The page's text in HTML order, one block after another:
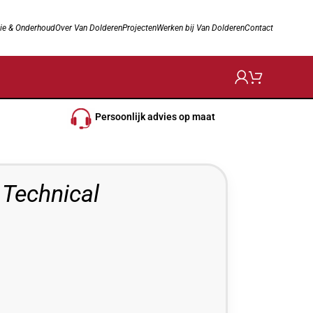
& OnderhoudOver Van DolderenProjectenWerken bij Van DolderenContact
Persoonlijk advies op maat